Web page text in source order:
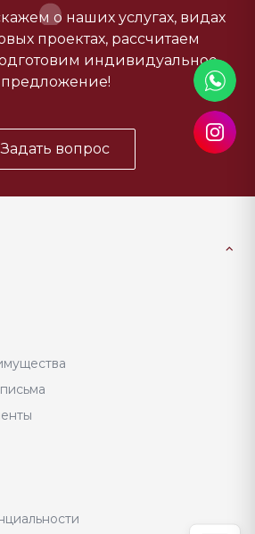
о наших услугах, видах
проектах, рассчитаем
индивидуальное
предложение!
Задать вопрос